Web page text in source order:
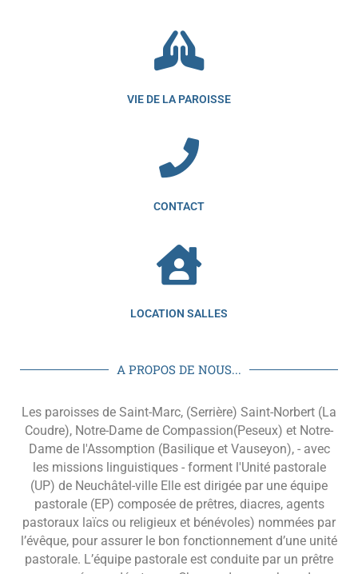
VIE DE LA PAROISSE
CONTACT
LOCATION SALLES
A PROPOS DE NOUS...
Les paroisses de Saint-Marc, (Serrière) Saint-Norbert (La
Coudre), Notre-Dame de Compassion(Peseux) et Notre-
Dame de l'Assomption (Basilique et Vauseyon), - avec
les missions linguistiques - forment l'Unité pastorale
(UP) de Neuchâtel-ville Elle est dirigée par une équipe
pastorale (EP) composée de prêtres, diacres, agents
pastoraux laïcs ou religieux et bénévoles) nommées par
l’évêque, pour assurer le bon fonctionnement d’une unité
pastorale. L’équipe pastorale est conduite par un prêtre